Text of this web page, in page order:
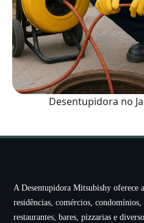
Desentupidora no
A Desentupidora Mitsubishy oferece
residências, comércios, condomínios,
restaurantes, bares, pizzarias e